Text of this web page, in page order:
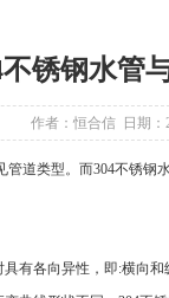
不锈钢水管
作者：恒合信 日期：
管道类型。而304不锈钢
有各向异性，即:横向